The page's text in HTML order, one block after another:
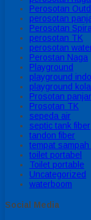
Perosotan
perosotan
Perosotan Spiral
perosotan TK
perosotan
Perostan Naga
Playground
playground
playground
Prosotan
Prosotan TK
sepeda air
septic tank fiber
tandon fiber
tempat
toilet portabel
Toilet portable
Uncategorized
waterboom
Social Media